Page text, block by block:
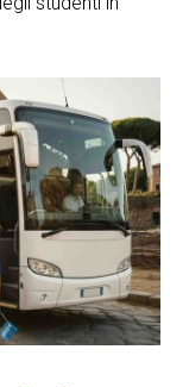
arrow_circle_right